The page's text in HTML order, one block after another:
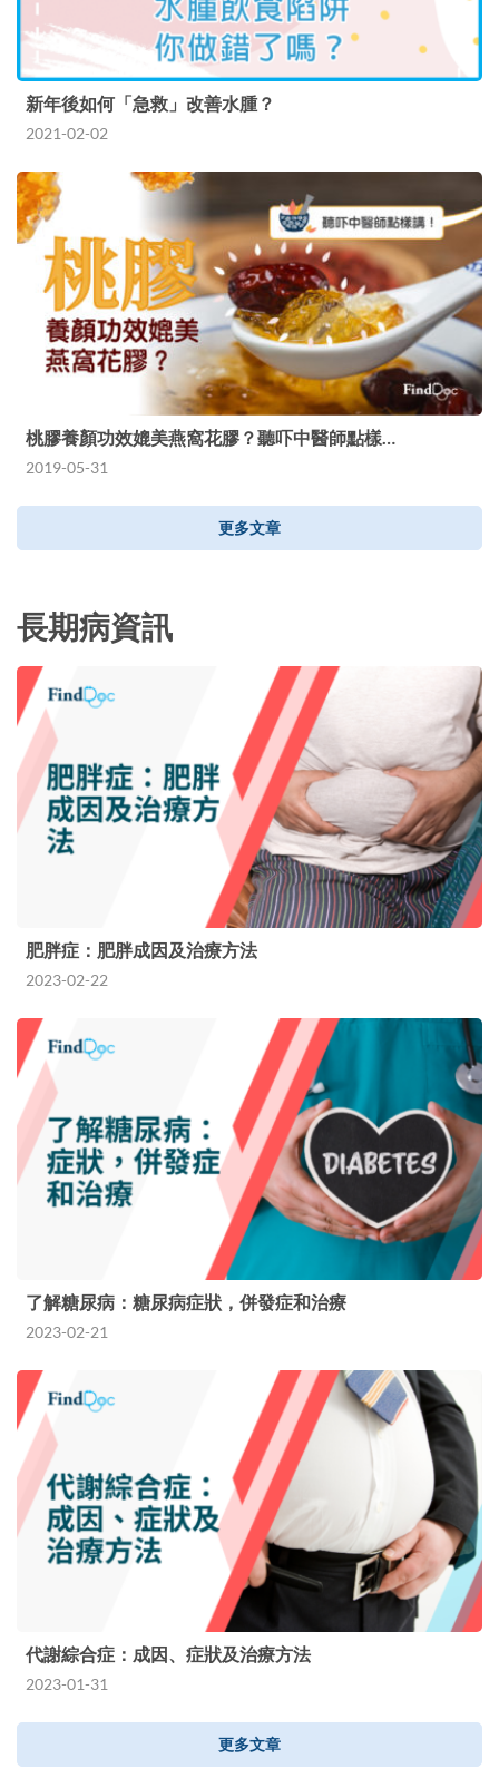
新年後如何「急救」改善水腫？
2021-02-02
桃膠養顏功效媲美燕窩花膠？聽吓中醫師點樣…
2019-05-31
更多文章
長期病資訊
肥胖症：肥胖成因及治療方法
2023-02-22
了解糖尿病：糖尿病症狀，併發症和治療
2023-02-21
代謝綜合症：成因、症狀及治療方法
2023-01-31
更多文章